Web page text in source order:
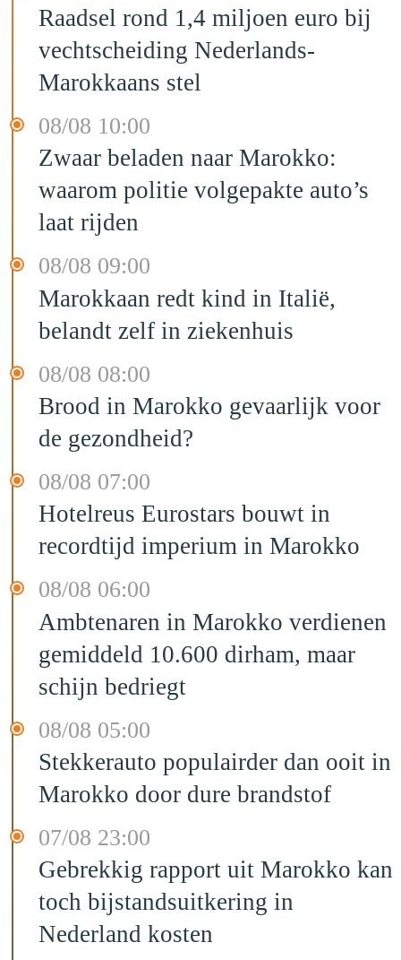
Raadsel rond 1,4 miljoen euro bij
vechtscheiding Nederlands-
Marokkaans stel
08/08 10:00
Zwaar beladen naar Marokko:
waarom politie volgepakte auto’s
laat rijden
08/08 09:00
Marokkaan redt kind in Italië,
belandt zelf in ziekenhuis
08/08 08:00
Brood in Marokko gevaarlijk voor
de gezondheid?
08/08 07:00
Hotelreus Eurostars bouwt in
recordtijd imperium in Marokko
08/08 06:00
Ambtenaren in Marokko verdienen
gemiddeld 10.600 dirham, maar
schijn bedriegt
08/08 05:00
Stekkerauto populairder dan ooit in
Marokko door dure brandstof
07/08 23:00
Gebrekkig rapport uit Marokko kan
toch bijstandsuitkering in
Nederland kosten